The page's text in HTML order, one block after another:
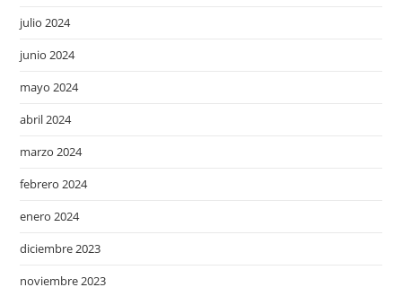
julio 2024
junio 2024
mayo 2024
abril 2024
marzo 2024
febrero 2024
enero 2024
diciembre 2023
noviembre 2023